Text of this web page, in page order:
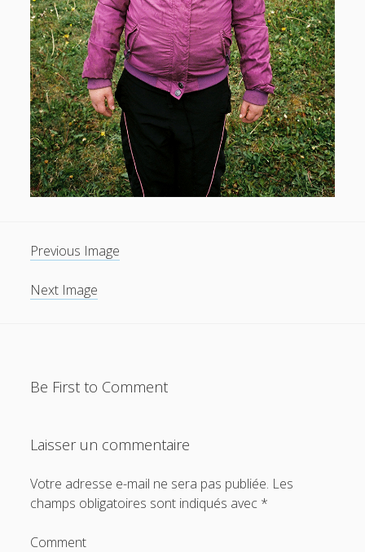
Previous Image
Next Image
Be First to Comment
Laisser un commentaire
Votre adresse e-mail ne sera pas publiée. Les
champs obligatoires sont indiqués avec *
Comment